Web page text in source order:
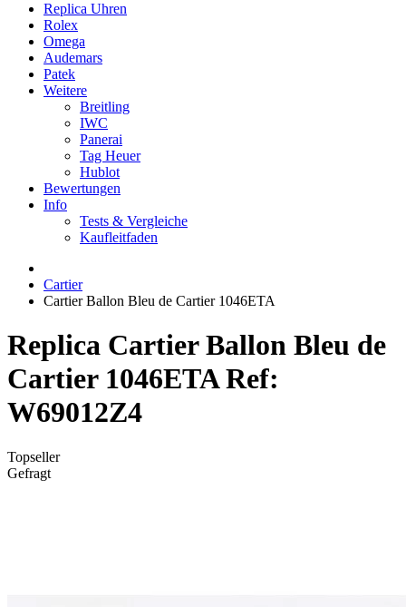
Replica Uhren
Rolex
Omega
Audemars
Patek
Weitere
Breitling
IWC
Panerai
Tag Heuer
Hublot
Bewertungen
Info
Tests & Vergleiche
Kaufleitfaden
Cartier
Cartier Ballon Bleu de Cartier 1046ETA
Replica Cartier Ballon Bleu de
Cartier 1046ETA Ref:
W69012Z4
Topseller
Gefragt